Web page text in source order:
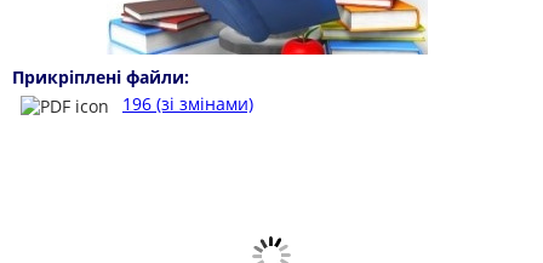
Прикріплені файли:
196 (зі змінами)